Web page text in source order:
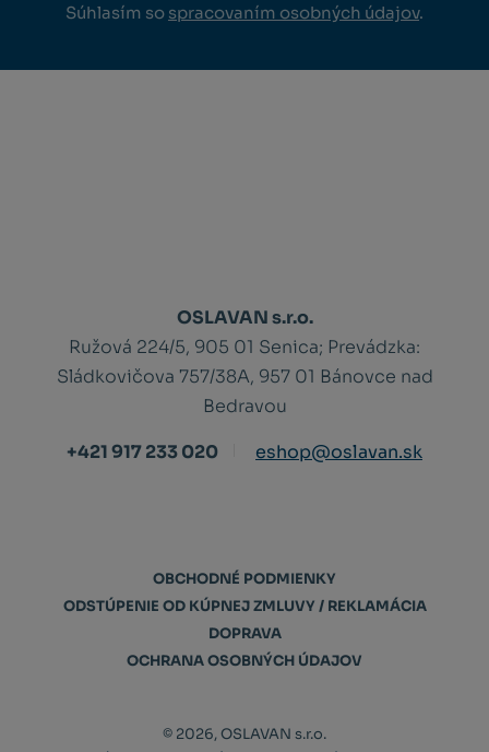
Súhlasím so spracovaním osobných údajov.
OSLAVAN s.r.o.
Ružová 224/5, 905 01 Senica; Prevádzka:
Sládkovičova 757/38A, 957 01 Bánovce nad
Bedravou
+421 917 233 020
eshop@oslavan.sk
OBCHODNÉ PODMIENKY
ODSTÚPENIE OD KÚPNEJ ZMLUVY / REKLAMÁCIA
DOPRAVA
OCHRANA OSOBNÝCH ÚDAJOV
© 2026, OSLAVAN s.r.o.